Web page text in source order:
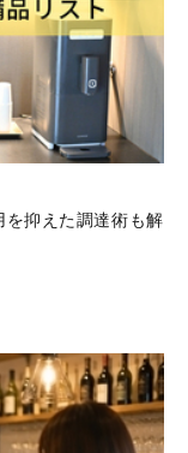
抑えた調達術も解